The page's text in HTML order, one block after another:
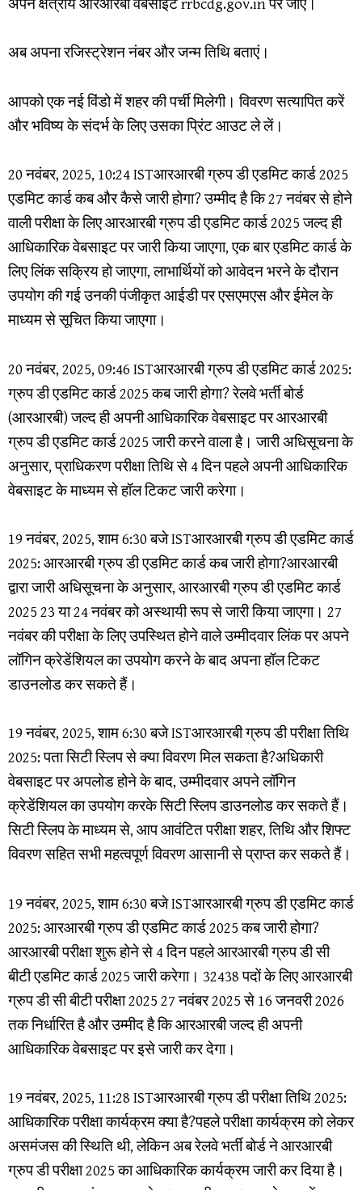
अपने क्षेत्रीय आरआरबी वेबसाइट rrbcdg.gov.in पर जाएं।
अब अपना रजिस्ट्रेशन नंबर और जन्म तिथि बताएं।
आपको एक नई विंडो में शहर की पर्ची मिलेगी। विवरण सत्यापित करें
और भविष्य के संदर्भ के लिए उसका प्रिंट आउट ले लें।
20 नवंबर, 2025, 10:24 ISTआरआरबी ग्रुप डी एडमिट कार्ड 2025
एडमिट कार्ड कब और कैसे जारी होगा? उम्मीद है कि 27 नवंबर से होने
वाली परीक्षा के लिए आरआरबी ग्रुप डी एडमिट कार्ड 2025 जल्द ही
आधिकारिक वेबसाइट पर जारी किया जाएगा, एक बार एडमिट कार्ड के
लिए लिंक सक्रिय हो जाएगा, लाभार्थियों को आवेदन भरने के दौरान
उपयोग की गई उनकी पंजीकृत आईडी पर एसएमएस और ईमेल के
माध्यम से सूचित किया जाएगा।
20 नवंबर, 2025, 09:46 ISTआरआरबी ग्रुप डी एडमिट कार्ड 2025:
ग्रुप डी एडमिट कार्ड 2025 कब जारी होगा? रेलवे भर्ती बोर्ड
(आरआरबी) जल्द ही अपनी आधिकारिक वेबसाइट पर आरआरबी
ग्रुप डी एडमिट कार्ड 2025 जारी करने वाला है। जारी अधिसूचना के
अनुसार, प्राधिकरण परीक्षा तिथि से 4 दिन पहले अपनी आधिकारिक
वेबसाइट के माध्यम से हॉल टिकट जारी करेगा।
19 नवंबर, 2025, शाम 6:30 बजे ISTआरआरबी ग्रुप डी एडमिट कार्ड
2025: आरआरबी ग्रुप डी एडमिट कार्ड कब जारी होगा?आरआरबी
द्वारा जारी अधिसूचना के अनुसार, आरआरबी ग्रुप डी एडमिट कार्ड
2025 23 या 24 नवंबर को अस्थायी रूप से जारी किया जाएगा। 27
नवंबर की परीक्षा के लिए उपस्थित होने वाले उम्मीदवार लिंक पर अपने
लॉगिन क्रेडेंशियल का उपयोग करने के बाद अपना हॉल टिकट
डाउनलोड कर सकते हैं।
19 नवंबर, 2025, शाम 6:30 बजे ISTआरआरबी ग्रुप डी परीक्षा तिथि
2025: पता सिटी स्लिप से क्या विवरण मिल सकता है?अधिकारी
वेबसाइट पर अपलोड होने के बाद, उम्मीदवार अपने लॉगिन
क्रेडेंशियल का उपयोग करके सिटी स्लिप डाउनलोड कर सकते हैं।
सिटी स्लिप के माध्यम से, आप आवंटित परीक्षा शहर, तिथि और शिफ्ट
विवरण सहित सभी महत्वपूर्ण विवरण आसानी से प्राप्त कर सकते हैं।
19 नवंबर, 2025, शाम 6:30 बजे ISTआरआरबी ग्रुप डी एडमिट कार्ड
2025: आरआरबी ग्रुप डी एडमिट कार्ड 2025 कब जारी होगा?
आरआरबी परीक्षा शुरू होने से 4 दिन पहले आरआरबी ग्रुप डी सी
बीटी एडमिट कार्ड 2025 जारी करेगा। 32438 पदों के लिए आरआरबी
ग्रुप डी सी बीटी परीक्षा 2025 27 नवंबर 2025 से 16 जनवरी 2026
तक निर्धारित है और उम्मीद है कि आरआरबी जल्द ही अपनी
आधिकारिक वेबसाइट पर इसे जारी कर देगा।
19 नवंबर, 2025, 11:28 ISTआरआरबी ग्रुप डी परीक्षा तिथि 2025:
आधिकारिक परीक्षा कार्यक्रम क्या है?पहले परीक्षा कार्यक्रम को लेकर
असमंजस की स्थिति थी, लेकिन अब रेलवे भर्ती बोर्ड ने आरआरबी
ग्रुप डी परीक्षा 2025 का आधिकारिक कार्यक्रम जारी कर दिया है।